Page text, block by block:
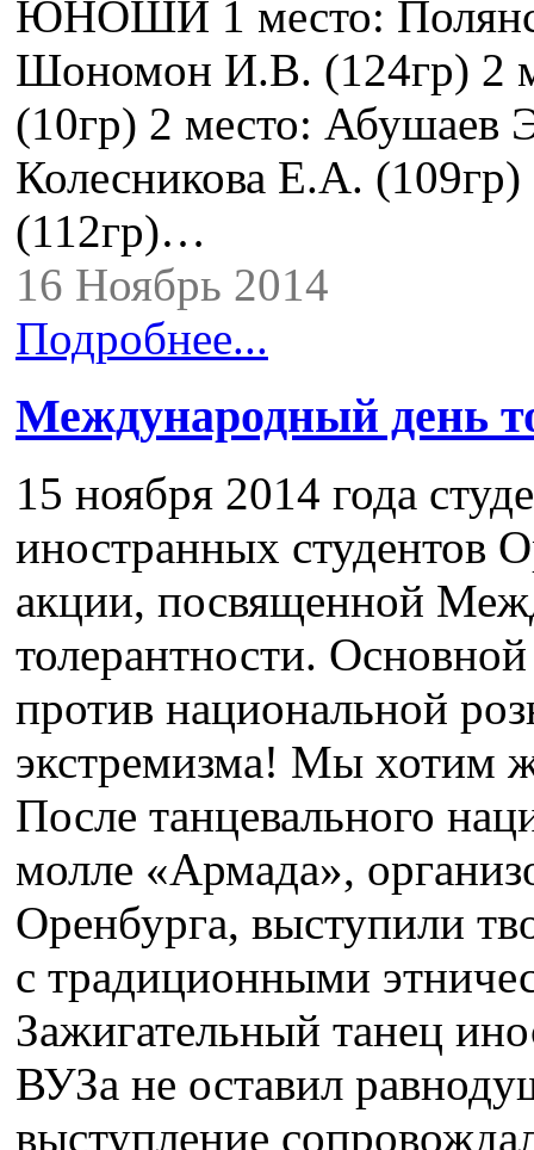
ЮНОШИ 1 место:
Шономон И.В. (124гр) 2
(10гр) 2 место: Абушаев
Колесникова Е.А.
(112гр)…
16 Ноябрь 2014
Подробнее...
Международный день
15 ноября 2014 года
иностранных студентов
акции, посвященной
толерантности.
против национальной
экстремизма! Мы хотим
После танцевального
молле «Армада»,
Оренбурга, выступили
с традиционными
Зажигательный танец
ВУЗа не оставил
выступление